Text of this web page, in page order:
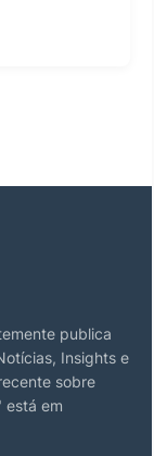
publica
Insights e
sobre
está em